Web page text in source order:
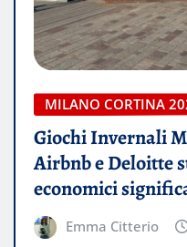
MILANO CORTINA
Giochi Invernali
Airbnb e Deloitte
economici
Emma Citterio